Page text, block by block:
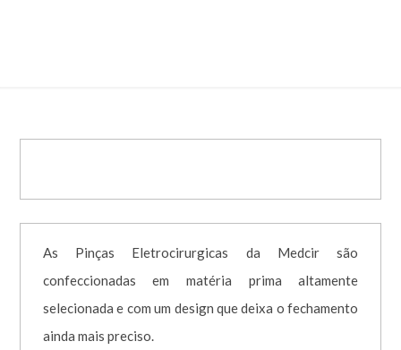
As Pinças Eletrocirurgicas da Medcir são
confeccionadas em matéria prima altamente
selecionada e com um design que deixa o fechamento
ainda mais preciso.